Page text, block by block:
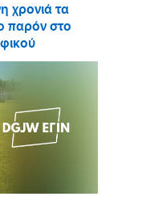
χρονιά τα
παρόν στο